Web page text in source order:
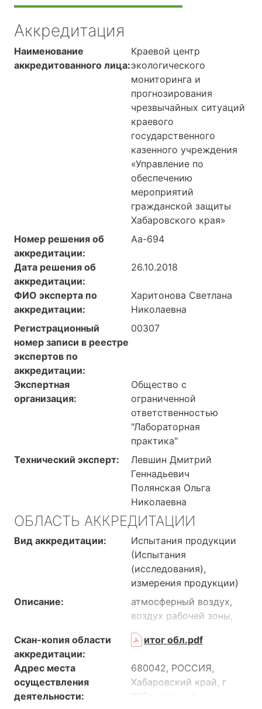
Аккредитация
Наименование
аккредитованного лица:
Краевой центр
экологического
мониторинга и
прогнозирования
чрезвычайных ситуаций
краевого
государственного
казенного учреждения
«Управление по
обеспечению
мероприятий
гражданской защиты
Хабаровского края»
Номер решения об
аккредитации:
Аа-694
Дата решения об
аккредитации:
26.10.2018
ФИО эксперта по
аккредитации:
Харитонова Светлана
Николаевна
Регистрационный
номер записи в реестре
экспертов по
аккредитации:
00307
Экспертная
организация:
Общество с
ограниченной
ответственностью
"Лабораторная
практика"
Технический эксперт:
Левшин Дмитрий
Геннадьевич
Полянская Ольга
Николаевна
ОБЛАСТЬ АККРЕДИТАЦИИ
Вид аккредитации:
Испытания продукции
(Испытания
(исследования),
измерения продукции)
Описание:
атмосферный воздух,
воздух рабочей зоны,
выбросы, воздух
общественных зданий,
вода природная, в том
Скан-копия области
аккредитации:
итог обл.pdf
Адрес места
осуществления
деятельности:
680042, РОССИЯ,
Хабаровский край, г
Хабаровск, ул